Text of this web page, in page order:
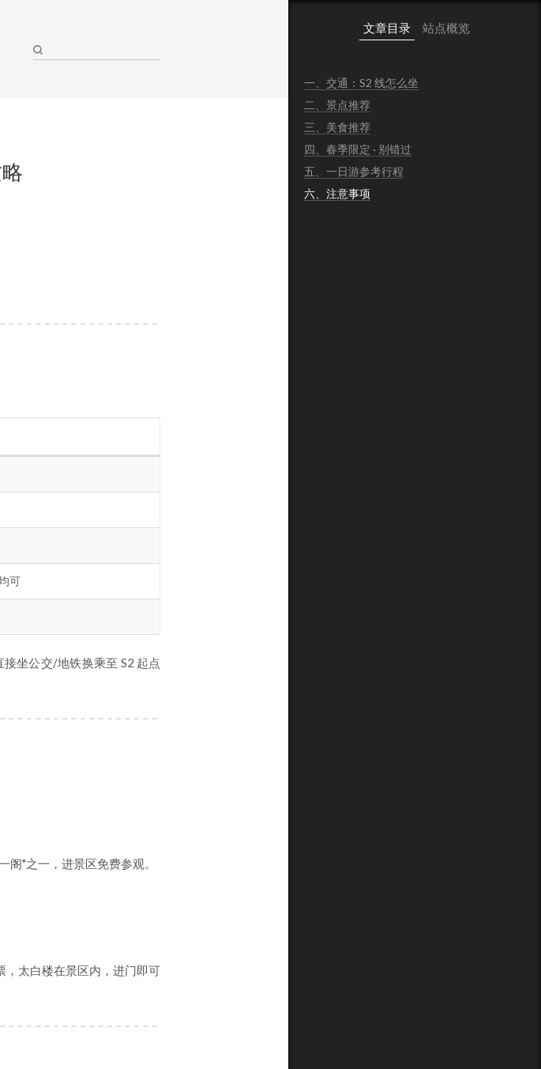
可
坐公交/地铁换乘至 S2 起点
阁"之一，进景区免费参观。
，太白楼在景区内，进门即可
文章目录 站点概览
一、交通：S2 线怎么坐
二、景点推荐
三、美食推荐
四、春季限定 · 别错过
五、一日游参考行程
六、注意事项